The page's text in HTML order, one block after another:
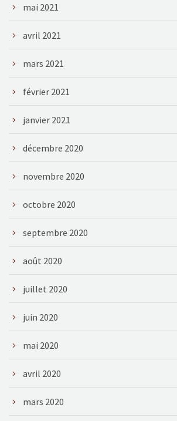
mai 2021
avril 2021
mars 2021
février 2021
janvier 2021
décembre 2020
novembre 2020
octobre 2020
septembre 2020
août 2020
juillet 2020
juin 2020
mai 2020
avril 2020
mars 2020